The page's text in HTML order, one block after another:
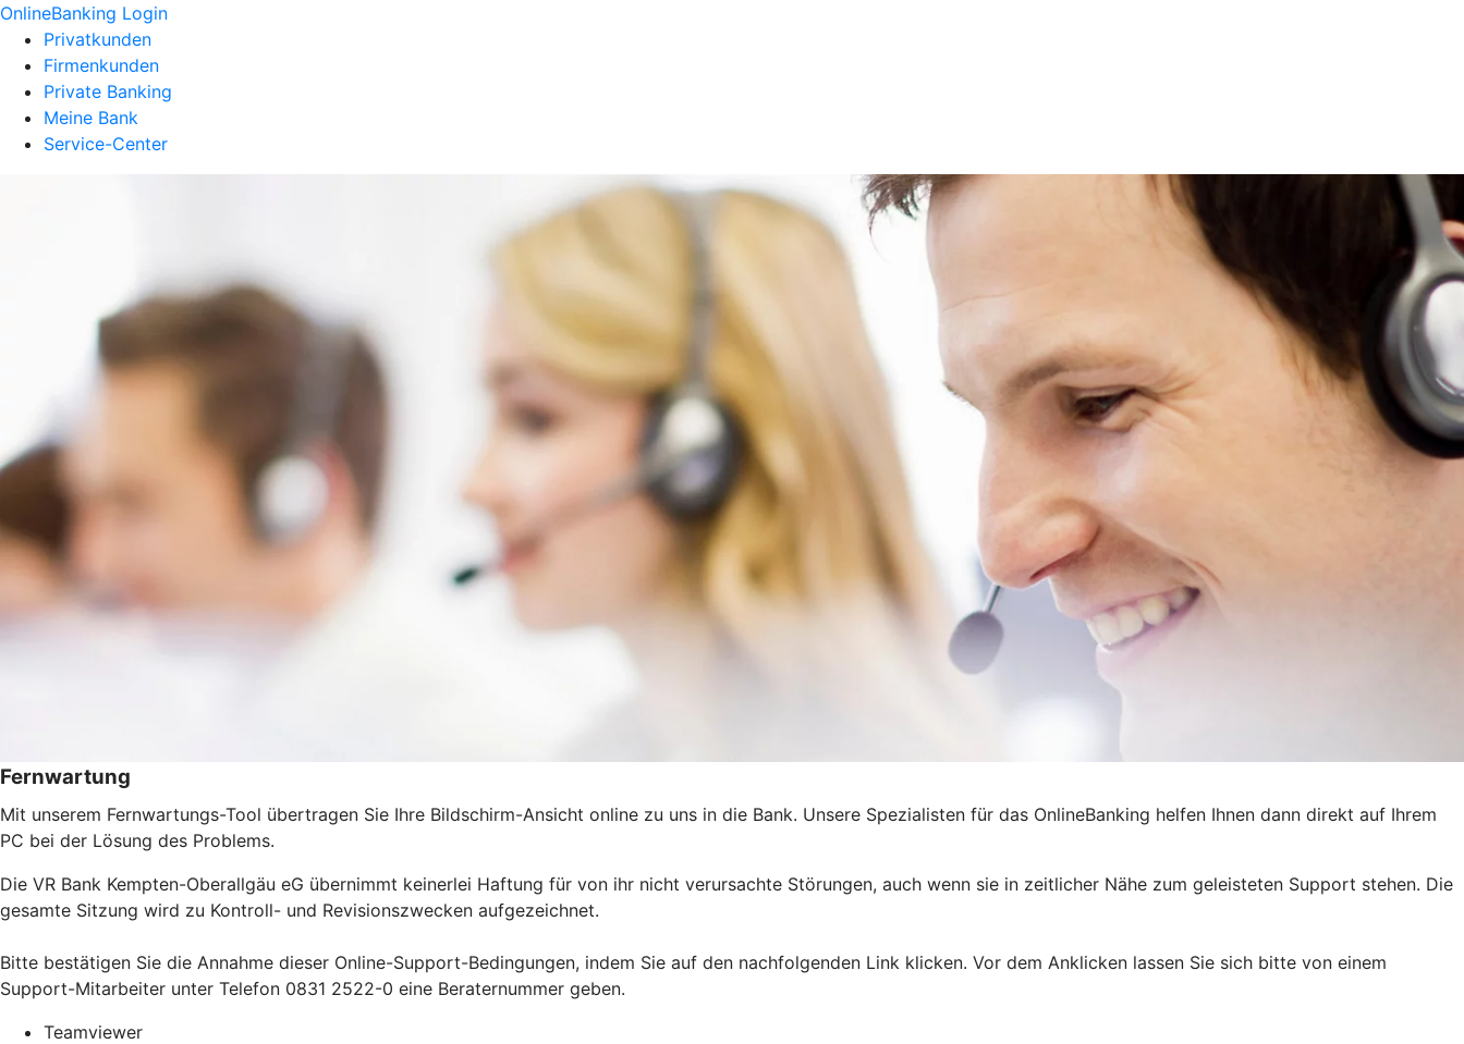
OnlineBanking Login
Privatkunden
Firmenkunden
Private Banking
Meine Bank
Service-Center
Fernwartung
Mit unserem Fernwartungs-Tool übertragen Sie Ihre Bildschirm-Ansicht online zu uns in die Bank. Unsere Spezialisten für das OnlineBanking helfen Ihnen dann direkt auf Ihrem
PC bei der Lösung des Problems.
Die VR Bank Kempten-Oberallgäu eG übernimmt keinerlei Haftung für von ihr nicht verursachte Störungen, auch wenn sie in zeitlicher Nähe zum geleisteten Support stehen. Die
gesamte Sitzung wird zu Kontroll- und Revisionszwecken aufgezeichnet.
Bitte bestätigen Sie die Annahme dieser Online-Support-Bedingungen, indem Sie auf den nachfolgenden Link klicken. Vor dem Anklicken lassen Sie sich bitte von einem
Support-Mitarbeiter unter Telefon 0831 2522-0 eine Beraternummer geben.
Teamviewer